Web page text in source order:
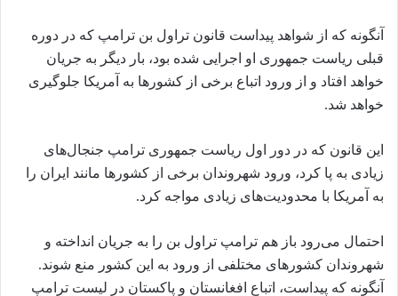
آنگونه که از شواهد پیداست قانون تراول بن ترامپ که در دوره
قبلی ریاست جمهوری او اجرایی شده بود، بار دیگر به جریان
خواهد افتاد و از ورود اتباع برخی از کشورها به آمریکا جلوگیری
خواهد شد.
این قانون که در دور اول ریاست جمهوری ترامپ جنجال‌های
زیادی به پا کرد، ورود شهروندان برخی از کشورها مانند ایران را
به آمریکا با محدودیت‌های زیادی مواجه کرد.
احتمال می‌رود باز هم ترامپ تراول بن را به جریان انداخته و
شهروندان کشورهای مختلفی از ورود به این کشور منع شوند.
آنگونه که پیداست، اتباع افغانستان و پاکستان در لیست ترامپ